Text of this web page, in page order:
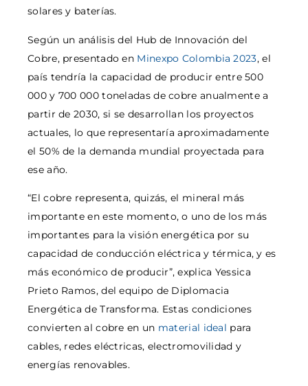
solares y baterías.
Según un análisis del Hub de Innovación del
Cobre, presentado en Minexpo Colombia 2023, el
país tendría la capacidad de producir entre 500
000 y 700 000 toneladas de cobre anualmente a
partir de 2030, si se desarrollan los proyectos
actuales, lo que representaría aproximadamente
el 50% de la demanda mundial proyectada para
ese año.
“El cobre representa, quizás, el mineral más
importante en este momento, o uno de los más
importantes para la visión energética por su
capacidad de conducción eléctrica y térmica, y es
más económico de producir”, explica Yessica
Prieto Ramos, del equipo de Diplomacia
Energética de Transforma. Estas condiciones
convierten al cobre en un material ideal para
cables, redes eléctricas, electromovilidad y
energías renovables.